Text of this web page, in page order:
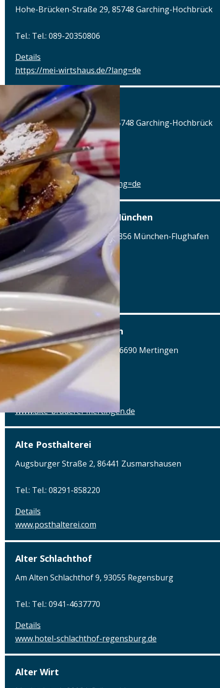
Hohe-Brücken-Straße 29, 85748 Garching-Hochbrück
Tel.: Tel.: 089-20350806
Details
https://mei-wirtshaus.de/?lang=de
Mei Wirtshaus
Hohe-Brücken-Straße 29, 85748 Garching-Hochbrück
Tel.: Tel.: 089-20350806
Details
https://mei-wirtshaus.de/?lang=de
Airbräu am Flughafen München
Terminalstraße Mitte 18, 85356 München-Flughafen
Tel.: Tel.: 089 - 97593111
Details
www.airbraeu.de
Alte Brauerei Mertingen
Hilaria-Lechner-Straße 21, 86690 Mertingen
Tel.: Tel.: 09078-912320
Details
www.alte-brauerei-mertingen.de
Alte Posthalterei
Augsburger Straße 2, 86441 Zusmarshausen
Tel.: Tel.: 08291-858220
Details
www.posthalterei.com
Alter Schlachthof
Am Alten Schlachthof 9, 93055 Regensburg
Tel.: Tel.: 0941-4637770
Details
www.hotel-schlachthof-regensburg.de
Alter Wirt